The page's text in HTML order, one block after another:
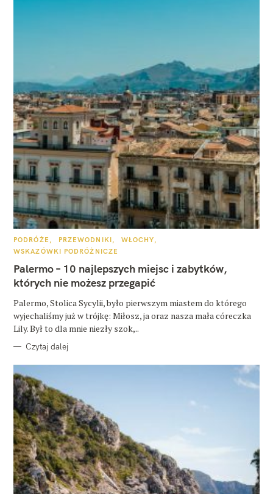
K
T
G
R
PODRÓŻE PRZEWODNIKI
WŁOCHY
WSKAZÓWKI PODRÓŻNICZE
Palermo – 10 najlepszych miejsc i zabytków,
których nie możesz przegapić
Palermo, Stolica Sycylii, było pierwszym miastem do którego
wyjechaliśmy już w trójkę: Miłosz, ja oraz nasza mała córeczka
Lily. Był to dla mnie niezły szok,..
Czytaj dalej